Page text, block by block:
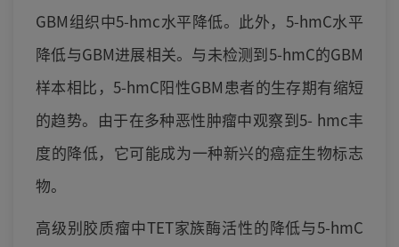
GBM组织中5-hmc水平降低。此外，5-hmC水平
降低与GBM进展相关。与未检测到5-hmC的GBM
样本相比，5-hmC阳性GBM患者的生存期有缩短
的趋势。由于在多种恶性肿瘤中观察到5- hmc丰
度的降低，它可能成为一种新兴的癌症生物标志
物。
高级别胶质瘤中TET家族酶活性的降低与5-hmC